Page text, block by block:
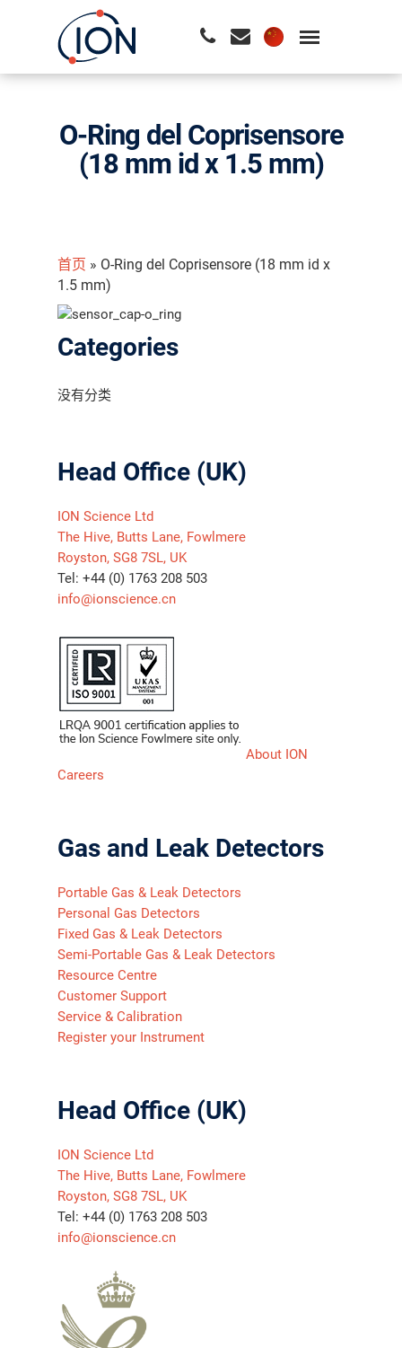
O-Ring del Coprisensore
(18 mm id x 1.5 mm)
首页 » O-Ring del Coprisensore (18 mm id x
1.5 mm)
Categories
没有分类
Head Office (UK)
ION Science Ltd
The Hive, Butts Lane, Fowlmere
Royston, SG8 7SL, UK
Tel: +44 (0) 1763 208 503
info@ionscience.cn
About ION
Careers
Gas and Leak Detectors
Portable Gas & Leak Detectors
Personal Gas Detectors
Fixed Gas & Leak Detectors
Semi-Portable Gas & Leak Detectors
Resource Centre
Customer Support
Service & Calibration
Register your Instrument
Head Office (UK)
ION Science Ltd
The Hive, Butts Lane, Fowlmere
Royston, SG8 7SL, UK
Tel: +44 (0) 1763 208 503
info@ionscience.cn